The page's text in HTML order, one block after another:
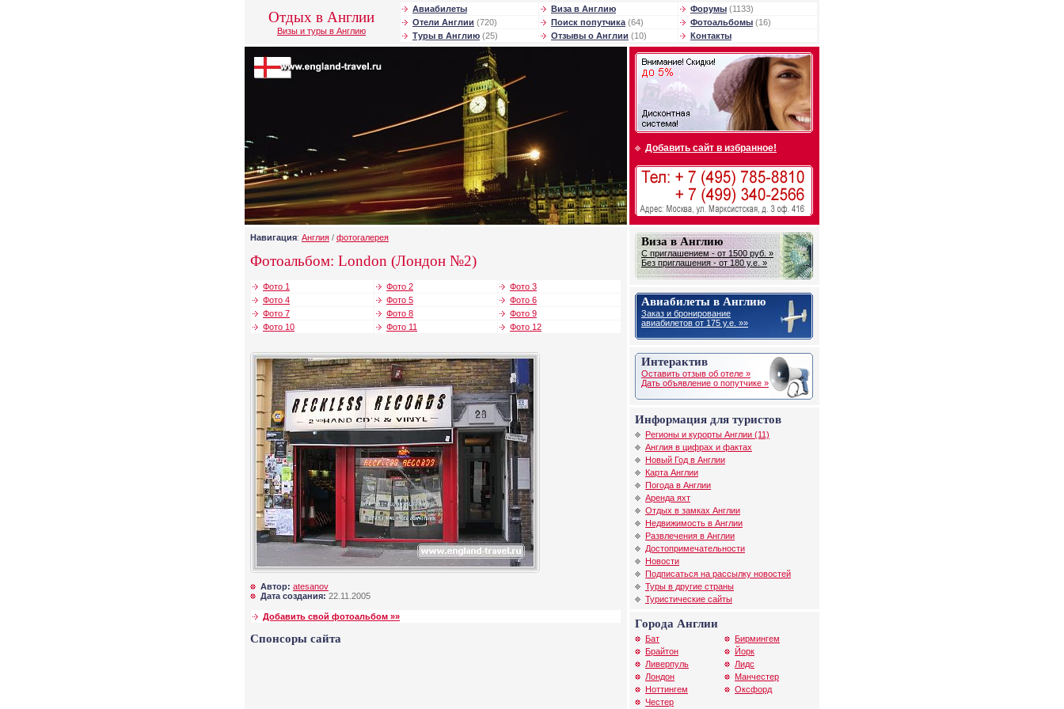
Отдых в Англии
Визы и туры в Англию
Авиабилеты Виза в Англию Форумы (1133)
Отели Англии (720) Поиск попутчика (64) Фотоальбомы (16)
Туры в Англию (25) Отзывы о Англии (10) Контакты
Добавить сайт в избранное!
Навигация: Англия / фотогалерея
Фотоальбом: London (Лондон №2)
Фото 1 Фото 2
Фото 3
Фото 4
Фото 5
Фото 6
Фото 7
Фото 8
Фото 9
Фото 10
Фото 11 Фото 12
Автор: atesanov
Дата создания: 22.11.2005
Добавить свой фотоальбом »»
Спонсоры сайта
Виза в Англию
С приглашением - от 1500 руб. »
Без приглашения - от 180 у.е. »
Авиабилеты в Англию
Заказ и бронирование
авиабилетов от 175 у.е. »»
Интерактив
Оставить отзыв об отеле »
Дать объявление о попутчике »
Информация для туристов
Регионы и курорты Англии (11)
Англия в цифрах и фактах
Новый Год в Англии
Карта Англии
Погода в Англии
Аренда яхт
Отдых в замках Англии
Недвижимость в Англии
Развлечения в Англии
Достопримечательности
Новости
Подписаться на рассылку новостей
Туры в другие страны
Туристические сайты
Города Англии
Бат
Брайтон
Ливерпуль
Лондон
Ноттингем
Честер
Бирмингем
Йорк
Лидс
Манчестер
Оксфорд